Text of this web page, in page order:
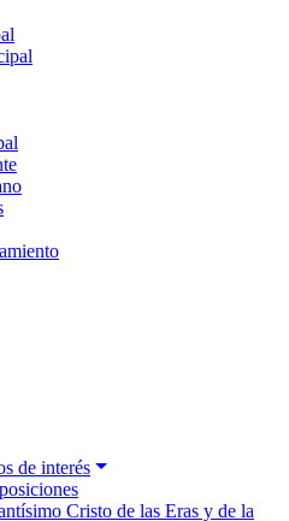
de interés
Cristo de las Eras y de la